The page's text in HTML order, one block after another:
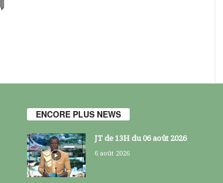
ENCORE PLUS NEWS
JT de 13H du 06 août 2026
6 août 2026